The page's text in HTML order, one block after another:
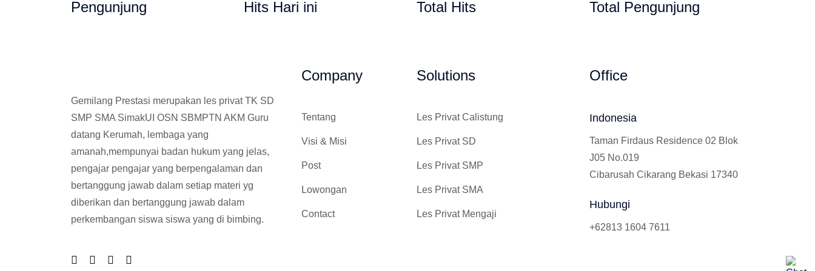
Pengunjung Hits Hari ini Total Hits Total Pengunjung
Gemilang Prestasi merupakan les privat TK SD
SMP SMA SimakUI OSN SBMPTN AKM Guru
datang Kerumah, lembaga yang
amanah,mempunyai badan hukum yang jelas,
pengajar pengajar yang berpengalaman dan
bertanggung jawab dalam setiap materi yg
diberikan dan bertanggung jawab dalam
perkembangan siswa siswa yang di bimbing.
Company
Tentang
Visi & Misi
Post
Lowongan
Contact
Solutions
Les Privat Calistung
Les Privat SD
Les Privat SMP
Les Privat SMA
Les Privat Mengaji
Office
Indonesia
Taman Firdaus Residence 02 Blok
J05 No.019
Cibarusah Cikarang Bekasi 17340
Hubungi
+62813 1604 7611